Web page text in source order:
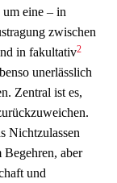
um eine – in
zwischen
in fakultativ2
unerlässlich
Zentral ist es,
Nichtzulassen
aber
und